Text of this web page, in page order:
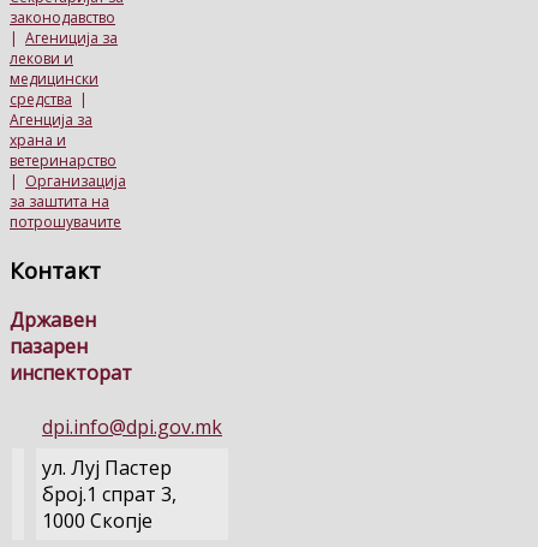
законодавство
| Агениција за
лекови и
медицински
средства |
Агенција за
храна и
ветеринарство
| Организација
за заштита на
потрошувачите
Контакт
Државен
пазарен
инспекторат
dpi.info@dpi.gov.mk
ул. Луј Пастер
број.1 спрат 3,
1000 Скопје